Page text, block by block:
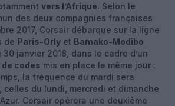
vers l’Afrique. Selon le
des deux compagnies françaises
2017, Corsair débarque sur la ligne
de Paris-Orly et Bamako-Modibo
30 janvier 2018, dans le cadre d’un
codes mis en place le même jour :
la fréquence du mardi sera
celles du lundi, mercredi et dimanche
Corsair opérera une deuxième